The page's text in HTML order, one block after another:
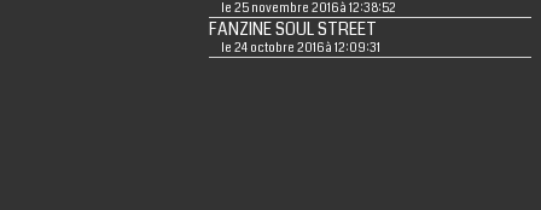
le 25 novembre 2016 à 12:38:52
FANZINE SOUL STREET
le 24 octobre 2016 à 12:09:31